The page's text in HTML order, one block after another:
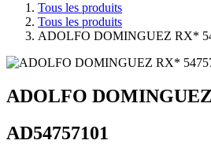
Tous les produits
Tous les produits
ADOLFO DOMINGUEZ RX*
ADOLFO DOMINGUEZ
AD54757101